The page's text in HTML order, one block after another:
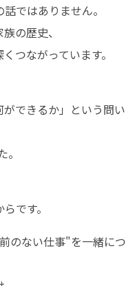
ではありません。
の歴史、
つながっています。
ができるか」という問い
です。
のない仕事"を一緒につ